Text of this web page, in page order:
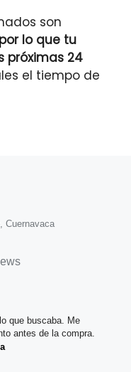
son
lo que tu
próximas 24
el tiempo de
Cuernavaca
que buscaba. Me
antes de la compra.